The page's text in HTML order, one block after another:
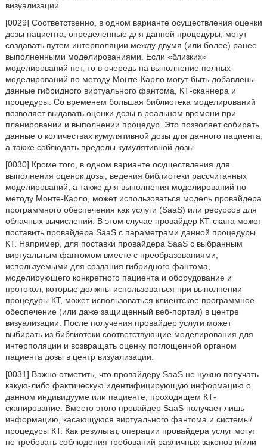
визуализации.
[0029] Соответственно, в одном варианте осуществления оценки
дозы пациента, определенные для данной процедуры, могут
создавать путем интерполяции между двумя (или более) ранее
выполненными моделированиями. Если «близких»
моделирований нет, то в очередь на выполнение полных
моделирований по методу Монте-Карло могут быть добавлены
данные гибридного виртуального фантома, КТ-сканнера и
процедуры. Со временем большая библиотека моделирований
позволяет выдавать оценки дозы в реальном времени при
планировании и выполнении процедур. Это позволяет собирать
данные о количествах кумулятивной дозы для данного пациента,
а также соблюдать пределы кумулятивной дозы.
[0030] Кроме того, в одном варианте осуществления для
выполнения оценок дозы, ведения библиотеки рассчитанных
моделирований, а также для выполнения моделирований по
методу Монте-Карло, может использоваться модель провайдера
программного обеспечения как услуги (SaaS) или ресурсов для
облачных вычислений. В этом случае провайдер КТ-скана может
поставить провайдера SaaS с параметрами данной процедуры
КТ. Например, для поставки провайдера SaaS с выбранным
виртуальным фантомом вместе с преобразованиями,
используемыми для создания гибридного фантома,
моделирующего конкретного пациента и оборудование и
протокол, которые должны использоваться при выполнении
процедуры КТ, может использоваться клиентское программное
обеспечение (или даже защищенный веб-портал) в центре
визуализации. После получения провайдер услуги может
выбирать из библиотеки соответствующие моделирования для
интерполяции и возвращать оценку поглощенной органом
пациента дозы в центр визуализации.
[0031] Важно отметить, что провайдеру SaaS не нужно получать
какую-либо фактическую идентифицирующую информацию о
данном индивидууме или пациенте, проходящем КТ-
сканирование. Вместо этого провайдер SaaS получает лишь
информацию, касающуюся виртуального фантома и системы/
процедуры КТ. Как результат, операции провайдера услуг могут
не требовать соблюдения требований различных законов и/или